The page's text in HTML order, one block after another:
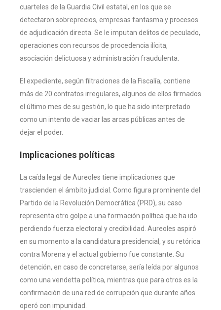
cuarteles de la Guardia Civil estatal, en los que se
detectaron sobreprecios, empresas fantasma y procesos
de adjudicación directa. Se le imputan delitos de peculado,
operaciones con recursos de procedencia ilícita,
asociación delictuosa y administración fraudulenta.
El expediente, según filtraciones de la Fiscalía, contiene
más de 20 contratos irregulares, algunos de ellos firmados
el último mes de su gestión, lo que ha sido interpretado
como un intento de vaciar las arcas públicas antes de
dejar el poder.
Implicaciones políticas
La caída legal de Aureoles tiene implicaciones que
trascienden el ámbito judicial. Como figura prominente del
Partido de la Revolución Democrática (PRD), su caso
representa otro golpe a una formación política que ha ido
perdiendo fuerza electoral y credibilidad. Aureoles aspiró
en su momento a la candidatura presidencial, y su retórica
contra Morena y el actual gobierno fue constante. Su
detención, en caso de concretarse, sería leída por algunos
como una vendetta política, mientras que para otros es la
confirmación de una red de corrupción que durante años
operó con impunidad.